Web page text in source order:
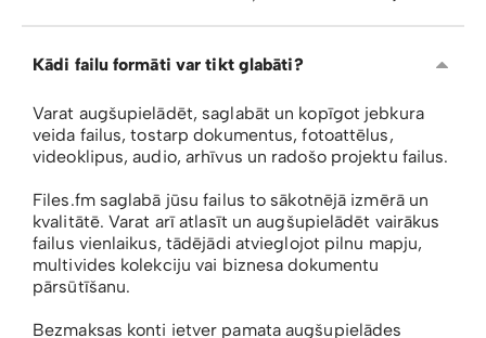
Kādi failu formāti var tikt glabāti?
Varat augšupielādēt, saglabāt un kopīgot jebkura
veida failus, tostarp dokumentus, fotoattēlus,
videoklipus, audio, arhīvus un radošo projektu failus.
Files.fm saglabā jūsu failus to sākotnējā izmērā un
kvalitātē. Varat arī atlasīt un augšupielādēt vairākus
failus vienlaikus, tādējādi atvieglojot pilnu mapju,
multivides kolekciju vai biznesa dokumentu
pārsūtīšanu.
Bezmaksas konti ietver pamata augšupielādes